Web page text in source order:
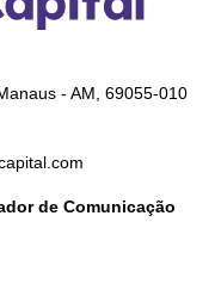
- AM, 69055-010
de Comunicação